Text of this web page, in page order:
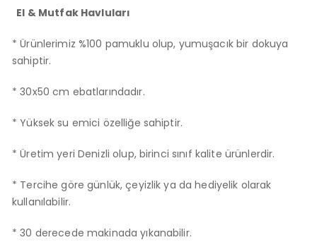
El & Mutfak Havluları
* Ürünlerimiz %100 pamuklu olup, yumuşacık bir dokuya
sahiptir.
* 30x50 cm ebatlarındadır.
* Yüksek su emici özelliğe sahiptir.
* Üretim yeri Denizli olup, birinci sınıf kalite ürünlerdir.
* Tercihe göre günlük, çeyizlik ya da hediyelik olarak
kullanılabilir.
* 30 derecede makinada yıkanabilir.